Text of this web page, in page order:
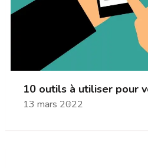
10 outils à utiliser pour
13 mars 2022